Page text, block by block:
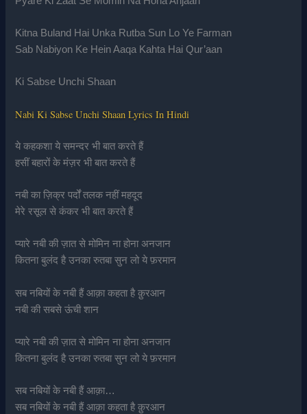
Kitna Buland Hai Unka Rutba Sun Lo Ye Farman
Sab Nabiyon Ke Hein Aaqa Kahta Hai Qur’aan
Ki Sabse Unchi Shaan
Nabi Ki Sabse Unchi Shaan Lyrics In Hindi
ये कहकशा ये समन्दर भी बात करते हैं
हसीं बहारों के मंज़र भी बात करते हैं
नबी का ज़िक्र पर्दों तलक नहीं महदूद
मेरे रसूल से कंकर भी बात करते हैं
प्यारे नबी की ज़ात से मोमिन ना होना अनजान
कितना बुलंद है उनका रुतबा सुन लो ये फ़रमान
सब नबियों के नबी हैं आक़ा कहता है क़ुरआन
नबी की सबसे ऊंची शान
प्यारे नबी की ज़ात से मोमिन ना होना अनजान
कितना बुलंद है उनका रुतबा सुन लो ये फ़रमान
सब नबियों के नबी हैं आक़ा…
सब नबियों के नबी हैं आक़ा कहता है क़ुरआन